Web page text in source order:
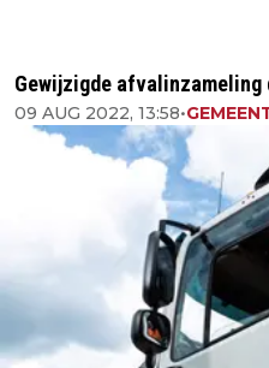
Gewijzigde afvalinzameling
09 AUG 2022, 13:58•